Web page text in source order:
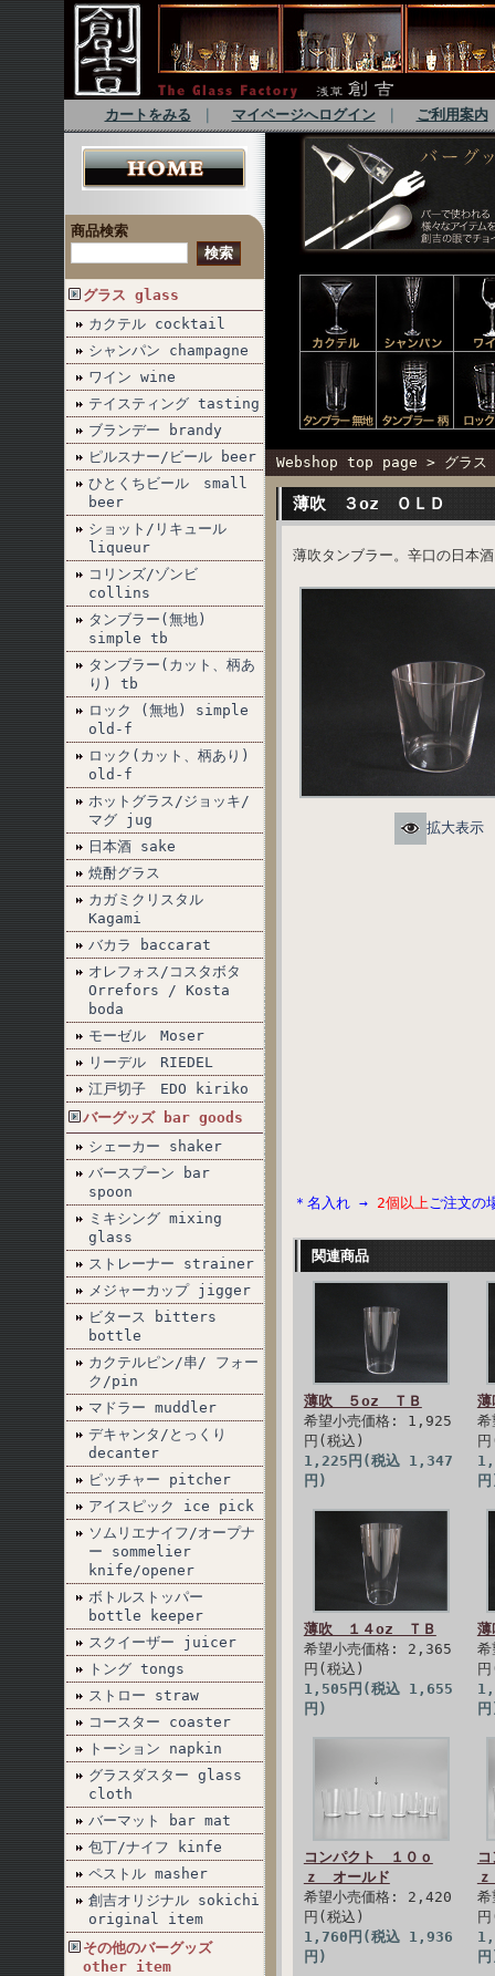
カートをみる マイページへログイン｜ ご利用案内
商品検索
グラス glass
カクテル cocktail
シャンパン champagne
ワイン wine
テイスティング tasting
ブランデー brandy
ピルスナー/ビール beer
ひとくちビール small
beer
ショット/リキュール
liqueur
コリンズ/ゾンビ
collins
タンブラー(無地)
simple tb
タンブラー(カット、柄あ
り) tb
ロック (無地) simple
old-f
ロック(カット、柄あり)
old-f
ホットグラス/ジョッキ/
マグ jug
日本酒 sake
焼酎グラス
カガミクリスタル
Kagami
バカラ baccarat
オレフォス/コスタボタ
Orrefors / Kosta
boda
モーゼル Moser
リーデル RIEDEL
江戸切子 EDO kiriko
バーグッズ bar goods
シェーカー shaker
バースプーン bar
spoon
ミキシング mixing
glass
ストレーナー strainer
メジャーカップ jigger
ビタース bitters
bottle
カクテルピン/串/ フォー
ク/pin
マドラー muddler
デキャンタ/とっくり
decanter
ピッチャー pitcher
アイスピック ice pick
ソムリエナイフ/オープナ
ー sommelier
knife/opener
ボトルストッパー
bottle keeper
スクイーザー juicer
トング tongs
ストロー straw
コースター coaster
トーション napkin
グラスダスター glass
cloth
バーマット bar mat
包丁/ナイフ kinfe
ペストル masher
創吉オリジナル sokichi
original item
その他のバーグッズ
other item
Webshop top page > グラ
薄吹 ３oz ＯＬＤ
薄吹タンブラー。辛口の日本
拡大表示
＊名入れ → 2個以上ご注文の
関連商品
薄吹 ５oz ＴＢ
希望小売価格: 1,925
円(税込)
1,225円(税込 1,347
円)
薄吹 １４oz ＴＢ
希望小売価格: 2,365
円(税込)
1,505円(税込 1,655
円)
コンパクト １０ｏ
ｚ オールド
希望小売価格: 2,420
円(税込)
1,760円(税込 1,936
円)